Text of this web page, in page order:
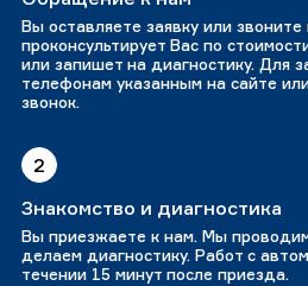
Вы оставляете заявку или
проконсультирует Вас по
или запишет на диагностику. Для
телефонам указанным на сайте
звонок.
2
Знакомство и диагностика
Вы приезжаете к нам. Мы
делаем диагностику. Работ с
течении 15 минут после приезда.